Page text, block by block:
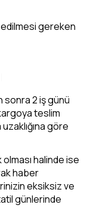
gereken
sonra 2 iş günü
teslim
göre
olması halinde ise
haber
eksiksiz ve
günlerinde